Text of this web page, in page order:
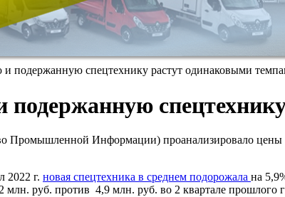
подержанную спецтехнику растут одинаковыми
подержанную
Промышленной Информации) проанализировало
2022 г. новая спецтехника в среднем подорожала на
млн. руб. против 4,9 млн. руб. во 2 квартале прошлого